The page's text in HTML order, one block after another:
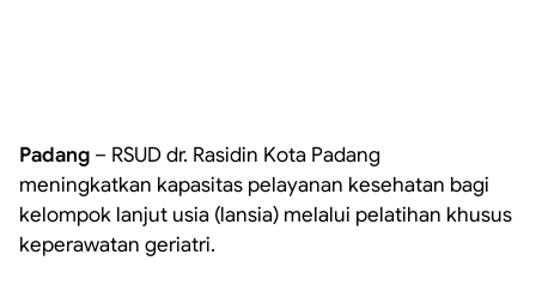
Padang – RSUD dr. Rasidin Kota Padang
meningkatkan kapasitas pelayanan kesehatan bagi
kelompok lanjut usia (lansia) melalui pelatihan khusus
keperawatan geriatri.